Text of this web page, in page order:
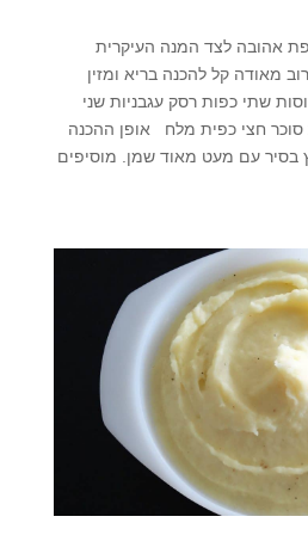
אהובה לצד המנה העיקרית
מאודה קל להכנה בריא ומזין
שתי כפות רסק עגבניות שני
סוכר חצי כפית מלח אופן ההכנה
בסיר עם מעט מאוד שמן. מוסיפים